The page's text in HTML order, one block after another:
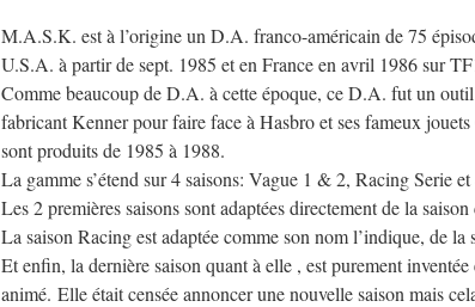
M.A.S.K. est à l’origine un D.A. franco-américain de 75
U.S.A. à partir de sept. 1985 et en France en avril 1986 sur
Comme beaucoup de D.A. à cette époque, ce D.A. fut un
fabricant Kenner pour faire face à Hasbro et ses fameux
sont produits de 1985 à 1988.
La gamme s’étend sur 4 saisons: Vague 1 & 2, Racing Serie
Les 2 premières saisons sont adaptées directement de la
La saison Racing est adaptée comme son nom l’indique, de la
Et enfin, la dernière saison quant à elle , est purement inventée
animé. Elle était censée annoncer une nouvelle saison mais